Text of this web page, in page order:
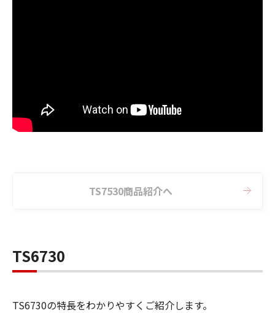
TS7530商品紹介へ
TS6730
TS6730の特長をわかりやすくご紹介します。